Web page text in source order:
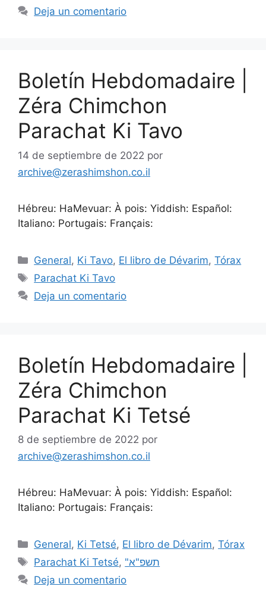
Deja un comentario
Boletín Hebdomadaire |
Zéra Chimchon
Parachat Ki Tavo
14 de septiembre de 2022 por
archive@zerashimshon.co.il
Hébreu: HaMevuar: À pois: Yiddish: Español:
Italiano: Portugais: Français:
General, Ki Tavo, El libro de Dévarim,Tórax
Parachat Ki Tavo
Deja un comentario
Boletín Hebdomadaire |
Zéra Chimchon
Parachat Ki Tetsé
8 de septiembre de 2022 por
archive@zerashimshon.co.il
Hébreu: HaMevuar: À pois: Yiddish: Español:
Italiano: Portugais: Français:
General, Ki Tetsé, El libro de Dévarim,Tórax
Parachat Ki Tetsé,
"תשפ"א
Deja un comentario